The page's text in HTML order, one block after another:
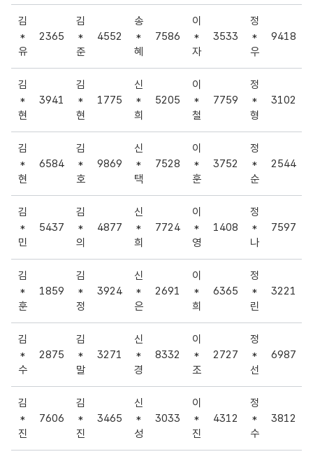
김
*
유
2365
김
*
준
4552
송
*
혜
7586
이
*
자
3533
정
*
우
9418
김
*
현
3941
김
*
현
1775
신
*
희
5205
이
*
철
7759
정
*
형
3102
김
*
현
6584
김
*
호
9869
신
*
택
7528
이
*
훈
3752
정
*
순
2544
김
*
민
5437
김
*
의
4877
신
*
희
7724
이
*
영
1408
정
*
나
7597
김
*
훈
1859
김
*
정
3924
신
*
은
2691
이
*
희
6365
정
*
린
3221
김
*
수
2875
김
*
말
3271
신
*
경
8332
이
*
조
2727
정
*
선
6987
김
*
진
7606
김
*
진
3465
신
*
성
3033
이
*
진
4312
정
*
수
3812